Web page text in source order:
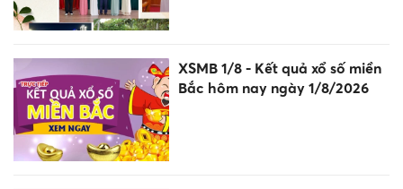
XSMB 1/8 - Kết quả xổ số miền
Bắc hôm nay ngày 1/8/2026